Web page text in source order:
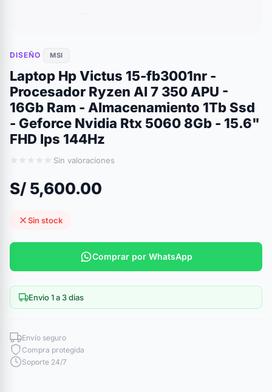
DISEÑO MSI
Laptop Hp Victus 15-fb3001nr -
Procesador Ryzen AI 7 350 APU -
16Gb Ram - Almacenamiento 1Tb Ssd
- Geforce Nvidia Rtx 5060 8Gb - 15.6"
FHD Ips 144Hz
Sin valoraciones
S/ 5,600.00
Sin stock
Comprar por WhatsApp
Envio 1 a 3 dias
Envío seguro
Compra protegida
Soporte 24/7